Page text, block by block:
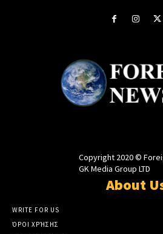
Copyright 2020 ©
GK Media Group LTD
About
WRITE FOR US
ΌΡΟΙ ΧΡΉΣΗΣ